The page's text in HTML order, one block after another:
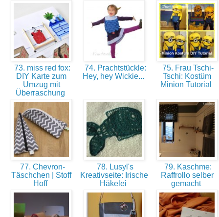
73. miss red fox:
DIY Karte zum
Umzug mit
Überraschung
74. Prachtstückle:
Hey, hey Wickie...
75. Frau Tschi-
Tschi: Kostüm
Minion Tutorial
77. Chevron-
Täschchen | Stoff
Hoff
78. Lusyl's
Kreativseite: Irische
Häkelei
79. Kaschme:
Raffrollo selber
gemacht